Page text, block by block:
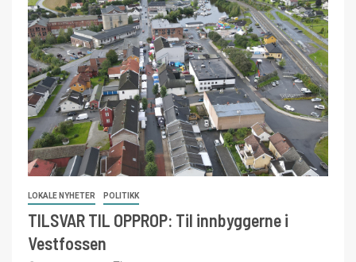
LOKALE NYHETER POLITIKK
TILSVAR TIL OPPROP: Til innbyggerne i
Vestfossen